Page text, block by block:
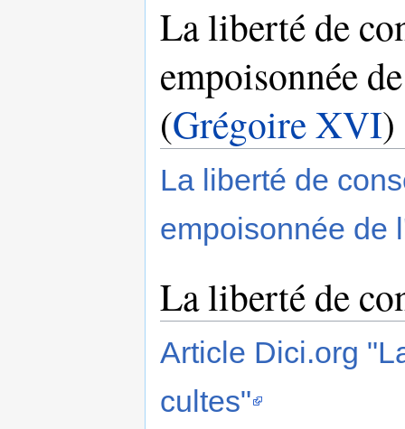
La liberté de
empoisonnée
(Grégoire XVI)
La liberté de
empoisonnée de
La liberté de
Article Dici.org
cultes"